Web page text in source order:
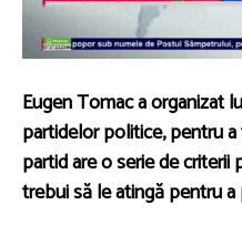
Eugen Tomac a organizat
partidelor politice, pentru
partid are o serie de criterii
trebui să le atingă pentru